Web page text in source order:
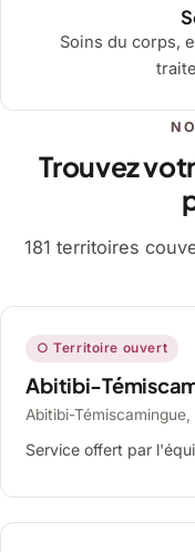
Soins du corps,
Trouvez
181 territoires
○ Territoire ouvert
Abitibi-
Abitibi-Témiscamingue,
Service offert par